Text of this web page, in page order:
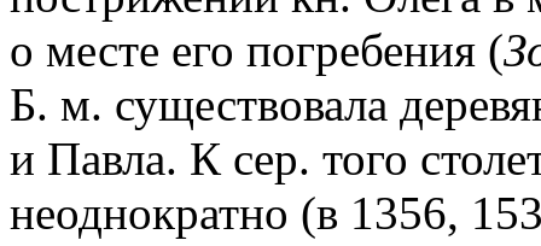
о месте его погребения (
Б. м. существовала
и Павла. К сер. того
неоднократно (в 1356,